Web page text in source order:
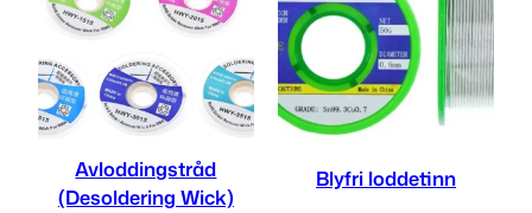
Avloddingstråd
(Desoldering Wick)
Blyfri loddetinn